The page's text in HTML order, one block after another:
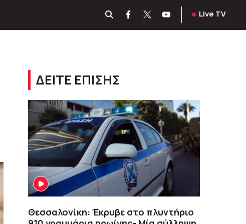
Live TV
ΔΕΙΤΕ ΕΠΙΣΗΣ
Θεσσαλονίκη: Έκρυβε στο πλυντήριο